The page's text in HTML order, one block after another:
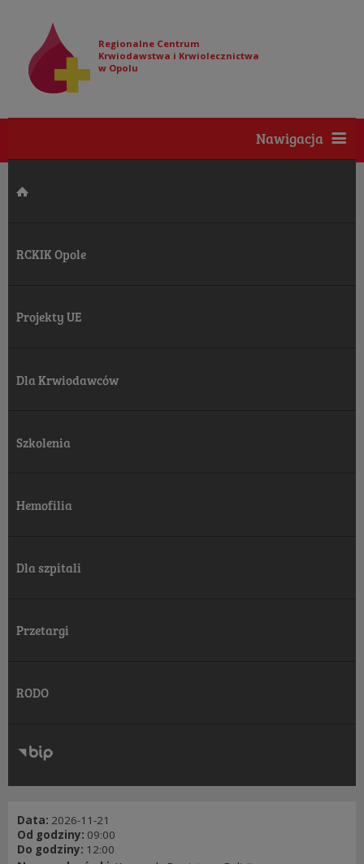
Regionalne Centrum
Krwiodawstwa i Krwiolecznictwa
w Opolu
Nawigacja
RCKIK Opole
Projekty UE
Dla Krwiodawców
Szkolenia
Hemofilia
Dla szpitali
Przetargi
RODO
RODO
Klauzule informacyjne
Data: 2026-11-21
Od godziny: 09:00
Do godziny: 12:00